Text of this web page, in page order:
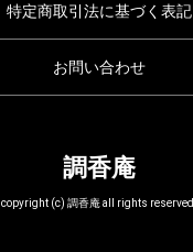
特定商取引法に基づく表記
お問い合わせ
調香庵
copyright (c) 調香庵 all rights reserved.